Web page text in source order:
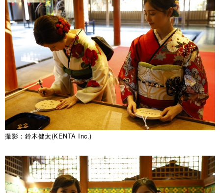
撮影：鈴木健太(KENTA Inc.)